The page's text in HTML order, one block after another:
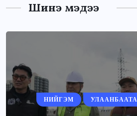
Шинэ мэдээ
НИЙГЭМ